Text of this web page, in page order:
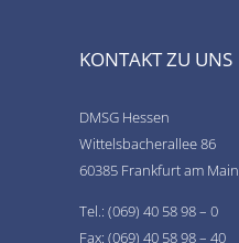
KONTAKT ZU UNS
DMSG Hessen
Wittelsbacherallee 86
60385 Frankfurt am Main
Tel.: (069) 40 58 98 – 0
Fax: (069) 40 58 98 – 40